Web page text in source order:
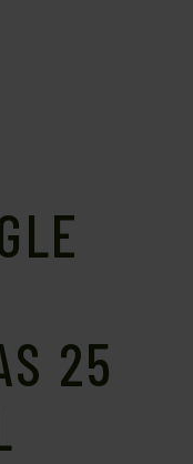
25